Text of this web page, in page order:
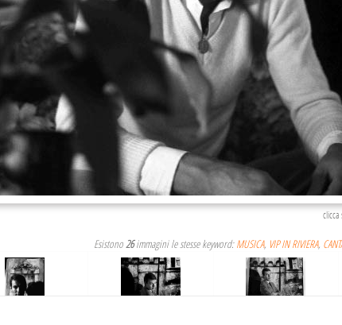
Esistono26immagini le stesse keyword:MUSICA, VIP IN RIVIERA,